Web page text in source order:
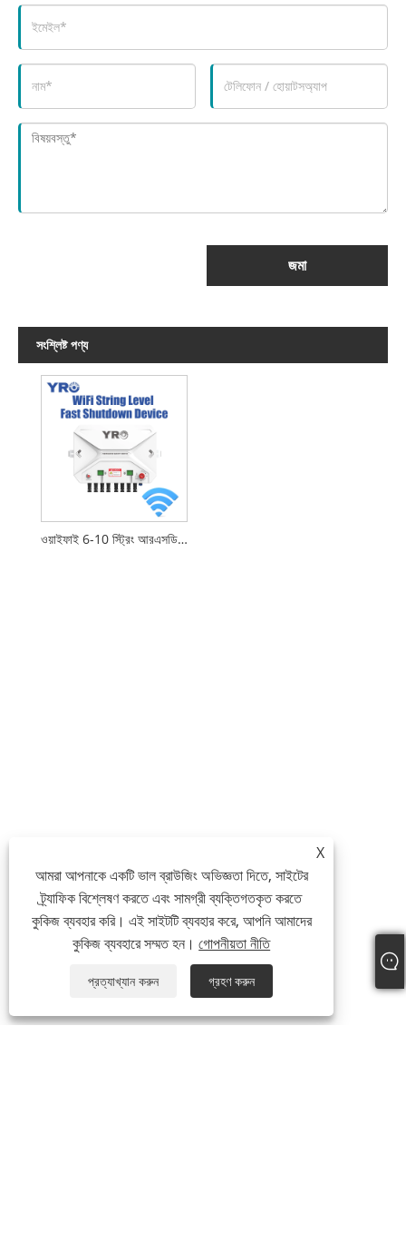
জমা
সংশ্লিষ্ট পণ্য
ওয়াইফাই 6-10 স্ট্রিং আরএসডি দ্রুত শাটডাউন ডিভাইস
X
আমরা আপনাকে একটি ভাল ব্রাউজিং অভিজ্ঞতা দিতে, সাইটের
ট্র্যাফিক বিশ্লেষণ করতে এবং সামগ্রী ব্যক্তিগতকৃত করতে
কুকিজ ব্যবহার করি। এই সাইটটি ব্যবহার করে, আপনি আমাদের
কুকিজ ব্যবহারে সম্মত হন।গোপনীয়তা নীতি
প্রত্যাখ্যান করুন গ্রহণ করুন